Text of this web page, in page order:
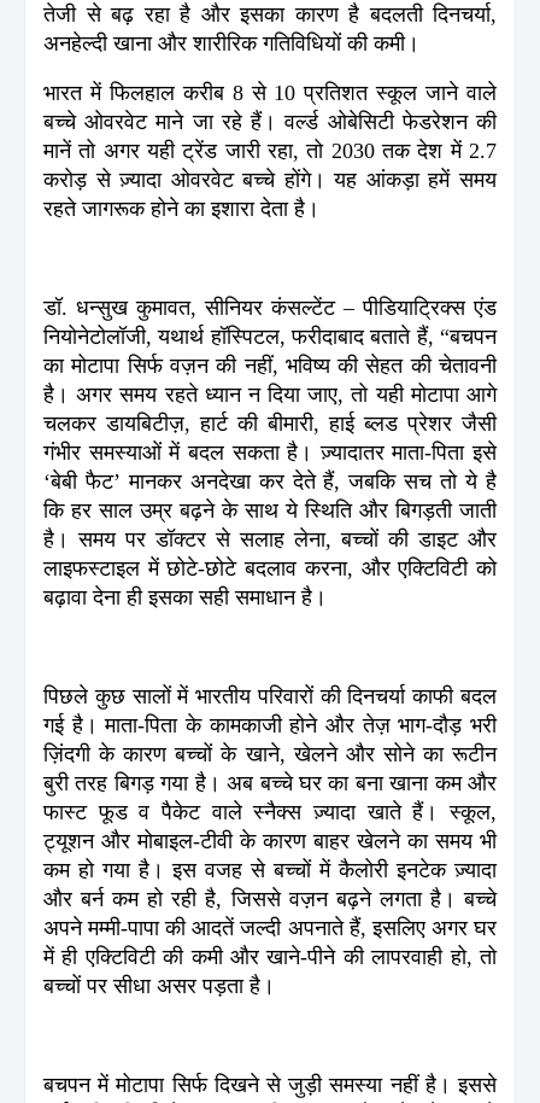
तेजी से बढ़ रहा है और इसका कारण है बदलती दिनचर्या,
अनहेल्दी खाना और शारीरिक गतिविधियों की कमी।
भारत में फिलहाल करीब 8 से 10 प्रतिशत स्कूल जाने वाले
बच्चे ओवरवेट माने जा रहे हैं। वर्ल्ड ओबेसिटी फेडरेशन की
मानें तो अगर यही ट्रेंड जारी रहा, तो 2030 तक देश में 2.7
करोड़ से ज़्यादा ओवरवेट बच्चे होंगे। यह आंकड़ा हमें समय
रहते जागरूक होने का इशारा देता है।
डॉ. धन्सुख कुमावत, सीनियर कंसल्टेंट – पीडियाट्रिक्स एंड
नियोनेटोलॉजी, यथार्थ हॉस्पिटल, फरीदाबाद बताते हैं, “बचपन
का मोटापा सिर्फ वज़न की नहीं, भविष्य की सेहत की चेतावनी
है। अगर समय रहते ध्यान न दिया जाए, तो यही मोटापा आगे
चलकर डायबिटीज़, हार्ट की बीमारी, हाई ब्लड प्रेशर जैसी
गंभीर समस्याओं में बदल सकता है। ज़्यादातर माता-पिता इसे
‘बेबी फैट’ मानकर अनदेखा कर देते हैं, जबकि सच तो ये है
कि हर साल उम्र बढ़ने के साथ ये स्थिति और बिगड़ती जाती
है। समय पर डॉक्टर से सलाह लेना, बच्चों की डाइट और
लाइफस्टाइल में छोटे-छोटे बदलाव करना, और एक्टिविटी को
बढ़ावा देना ही इसका सही समाधान है।
पिछले कुछ सालों में भारतीय परिवारों की दिनचर्या काफी बदल
गई है। माता-पिता के कामकाजी होने और तेज़ भाग-दौड़ भरी
ज़िंदगी के कारण बच्चों के खाने, खेलने और सोने का रूटीन
बुरी तरह बिगड़ गया है। अब बच्चे घर का बना खाना कम और
फास्ट फूड व पैकेट वाले स्नैक्स ज़्यादा खाते हैं। स्कूल,
ट्यूशन और मोबाइल-टीवी के कारण बाहर खेलने का समय भी
कम हो गया है। इस वजह से बच्चों में कैलोरी इनटेक ज़्यादा
और बर्न कम हो रही है, जिससे वज़न बढ़ने लगता है। बच्चे
अपने मम्मी-पापा की आदतें जल्दी अपनाते हैं, इसलिए अगर घर
में ही एक्टिविटी की कमी और खाने-पीने की लापरवाही हो, तो
बच्चों पर सीधा असर पड़ता है।
बचपन में मोटापा सिर्फ दिखने से जुड़ी समस्या नहीं है। इससे